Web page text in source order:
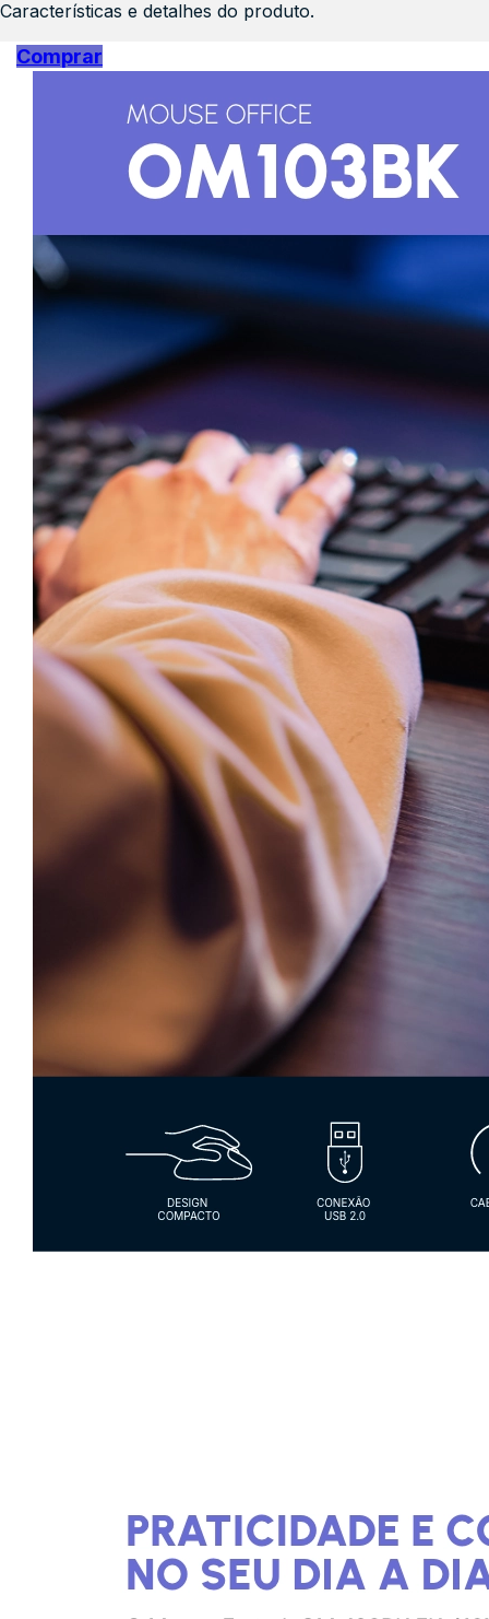
Características e detalhes do produto.
Comprar